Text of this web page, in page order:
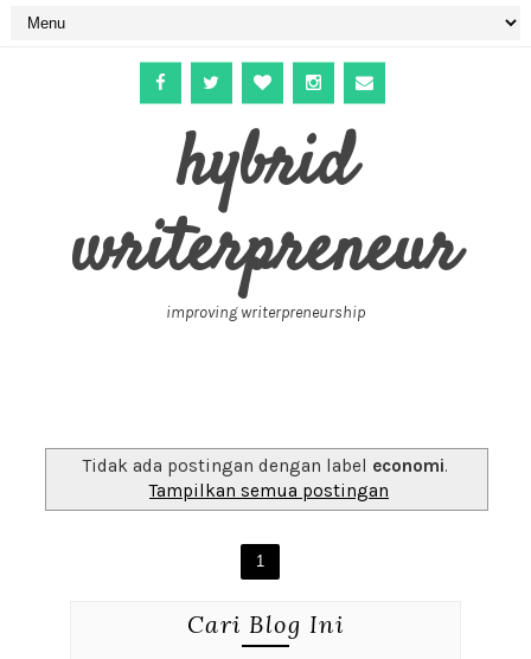
hybrid
writerpreneur
improving writerpreneurship
Tidak ada postingan dengan label economi.
Tampilkan semua postingan
1
Cari Blog Ini